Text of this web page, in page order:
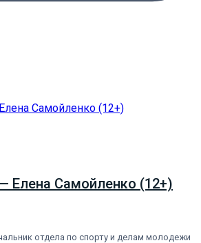
Елена Самойленко (12+)
отдела по спорту и делам молодежи